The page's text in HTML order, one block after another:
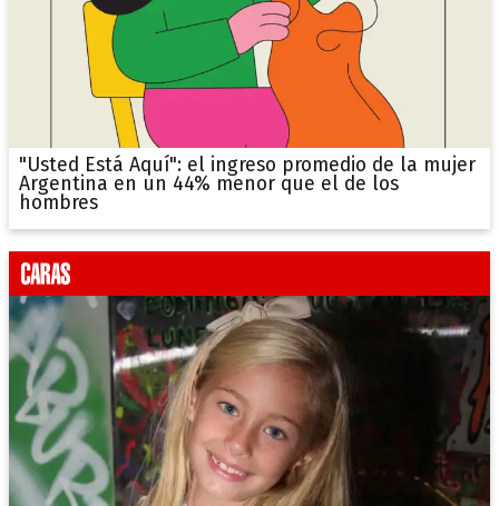
"Usted Está Aquí": el ingreso promedio de la mujer
Argentina en un 44% menor que el de los
hombres